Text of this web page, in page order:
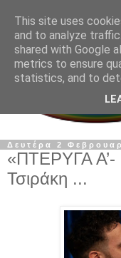
Δευτέρα 2
«ΠΤΕΡΥΓΑ Α’-
Τσιράκη ...
This site uses
and to analyze
shared with Google
metrics to ensure
statistics, and to